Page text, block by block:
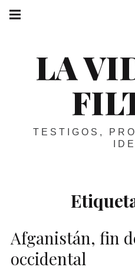
Skip
LA
TESTIGOS,
navigation
Afganistán, fin
occidental